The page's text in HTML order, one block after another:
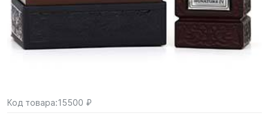
Код товара:15500 ₽